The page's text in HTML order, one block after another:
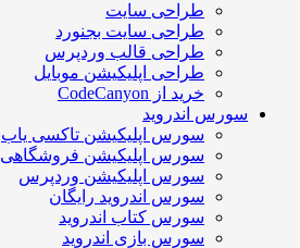
طراحی سایت
طراحی سایت بجنورد
طراحی قالب وردپرس
طراحی اپلیکیشن موبایل
خرید از CodeCanyon
سورس اندروید
سورس اپلیکیشن تاکسی یاب
سورس اپلیکیشن فروشگاهی
سورس اپلیکیشن وردپرس
سورس اندروید رایگان
سورس کتاب اندروید
سورس بازی اندروید